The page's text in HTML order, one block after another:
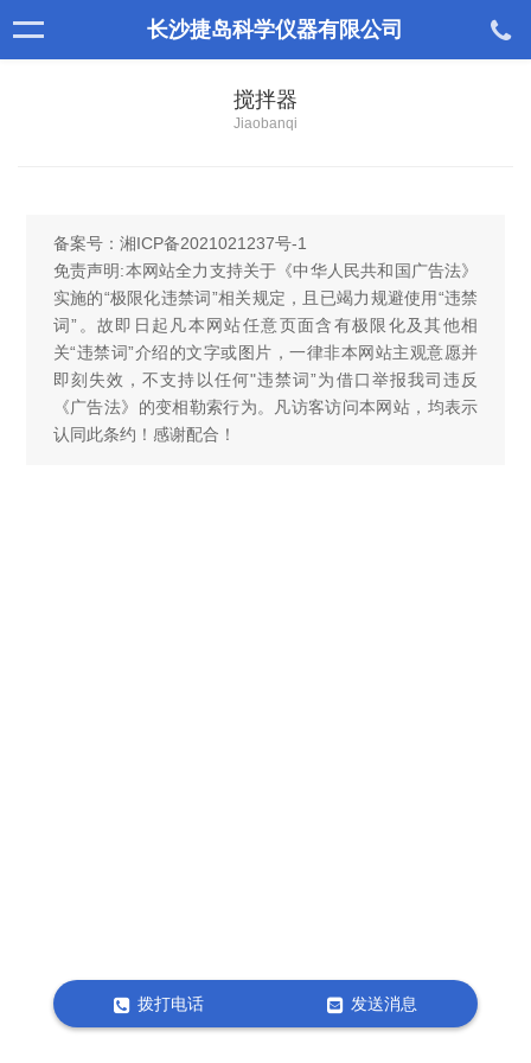
长沙捷岛科学仪器有限公司
搅拌器
Jiaobanqi
备案号： 湘ICP备2021021237号-1
免责声明:本网站全力支持关于《中华人民共和国广告法》
实施的“极限化违禁词”相关规定，且已竭力规避使用“违禁
词”。故即日起凡本网站任意页面含有极限化及其他相
关“违禁词”介绍的文字或图片，一律非本网站主观意愿并
即刻失效，不支持以任何"违禁词”为借口举报我司违反
《广告法》的变相勒索行为。凡访客访问本网站，均表示
认同此条约！感谢配合！
拨打电话 发送消息